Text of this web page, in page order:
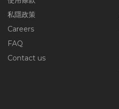
私隱政策
Careers
FAQ
Contact us